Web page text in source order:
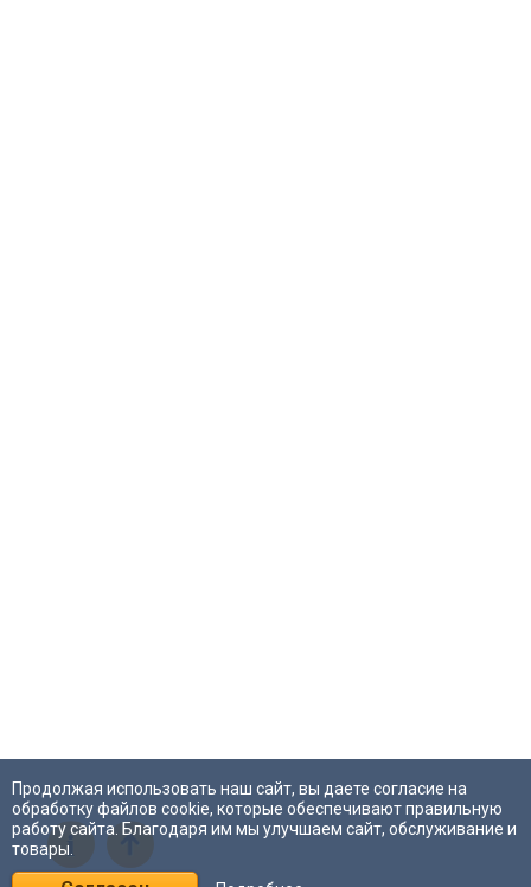
Продолжая использовать наш сайт, вы даете согласие на
обработку файлов cookie, которые обеспечивают правильную
работу сайта. Благодаря им мы улучшаем сайт, обслуживание и
товары.i